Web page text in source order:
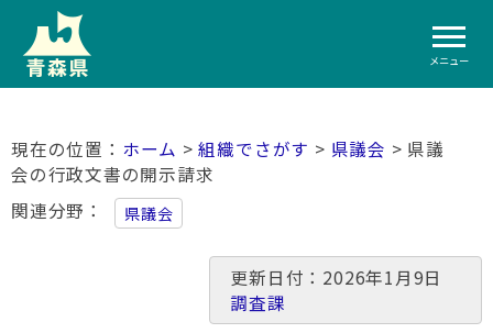
メニュー
ホーム >組織でさがす > 県議会 > 県議
会の行政文書の開示請求
関連分野
県議会
更新日付：2026年1月9日
調査課